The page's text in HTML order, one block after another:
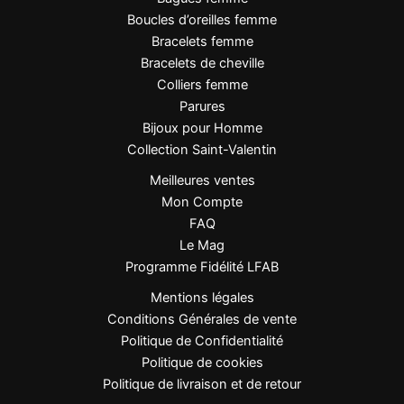
24 + 5 cm
Minimaliste, tendance,
estival
Femme
d’extension
Résistant à l’eau et à l’usure
quotidienne
Le bracelet de cheville résiste-t-il à l’eau ?
Oui, l’acier inoxydable offre une bonne résistance à
Boucles d’oreilles femme
Bracelets femme
Bracelets de cheville
Colliers femme
Parures
Bijoux pour Homme
Collection Saint-Valentin
Meilleures ventes
Mon Compte
FAQ
Le Mag
Programme Fidélité LFAB
Mentions légales
Conditions Générales de vente
Politique de Confidentialité
Politique de cookies
Politique de livraison et de retour